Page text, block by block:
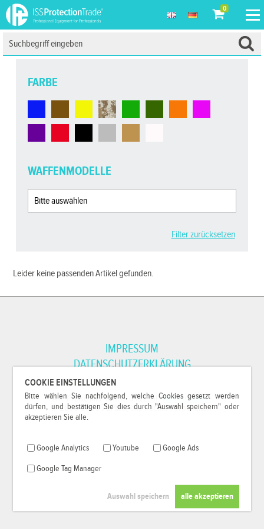
COOKIE EINSTELLUNGEN
Bitte wählen Sie nachfolgend, welche Cookies gesetzt werden
dürfen, und bestätigen Sie dies durch "Auswahl speichern" oder
akzeptieren Sie alle.
Google Analytics Youtube Google Ads
Google Tag Manager
0
FARBE
WAFFENMODELLE
Filter zurücksetzen
Leider keine passenden Artikel gefunden.
IMPRESSUM
DATENSCHUTZERKLÄRUNG
*Alle Preise inkl. MwSt. und zzgl.Versandkosten
© 2000-2026 79Pixel, alle Rechte vorbehalten.